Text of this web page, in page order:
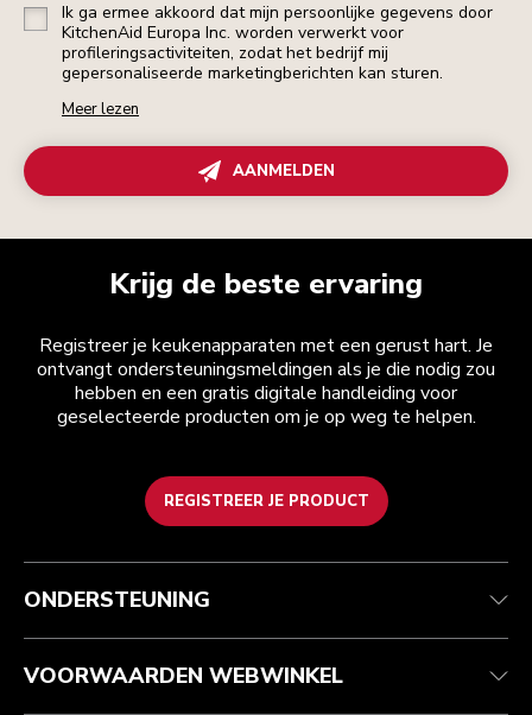
Ik ga ermee akkoord dat mijn persoonlijke gegevens door
KitchenAid Europa Inc. worden verwerkt voor
profileringsactiviteiten, zodat het bedrijf mij
gepersonaliseerde marketingberichten kan sturen.
Meer lezen
AANMELDEN
Krijg de beste ervaring
Registreer je keukenapparaten met een gerust hart. Je
ontvangt ondersteuningsmeldingen als je die nodig zou
hebben en een gratis digitale handleiding voor
geselecteerde producten om je op weg te helpen.
REGISTREER JE PRODUCT
Health check
Je bestelling volgen
Garantie en documenten
Recupel
Algemene voorwaarden
Retournering en terugbetaling
Imprint
ODR
Het merk
Zoek een winkel
ONDERSTEUNING
VOORWAARDEN WEBWINKEL